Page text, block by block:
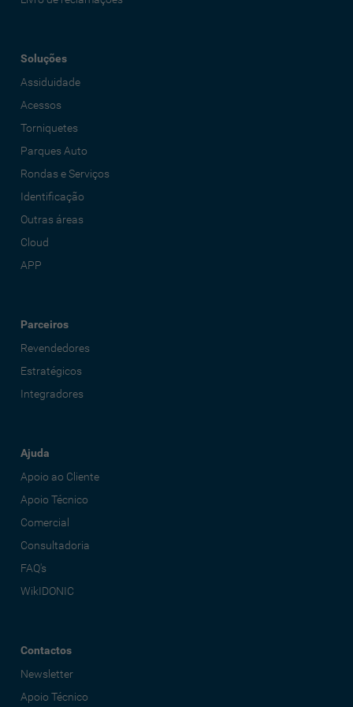
Soluções
Assiduidade
Acessos
Torniquetes
Parques Auto
Rondas e Serviços
Identificação
Outras áreas
Cloud
APP
Parceiros
Revendedores
Estratégicos
Integradores
Ajuda
Apoio ao Cliente
Apoio Técnico
Comercial
Consultadoria
FAQ's
WikIDONIC
Contactos
Newsletter
Apoio Técnico